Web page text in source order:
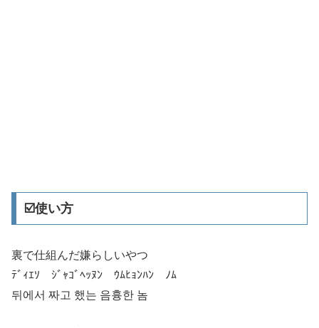
☑️使い方
裏で仕組んだ嫌らしいやつ
ﾃﾞｨｴｿ ｼﾞｬｺﾞﾍｯﾇﾝ ｳﾑﾋｮﾝﾊﾝ ﾉﾑ
뒤에서 짜고 했는 음흉한 놈